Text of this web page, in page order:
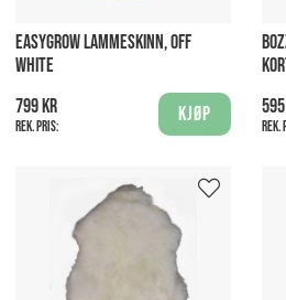
EASYGROW LAMMESKINN, OFF
WHITE
799 kr
Rek. pris:
Kjøp